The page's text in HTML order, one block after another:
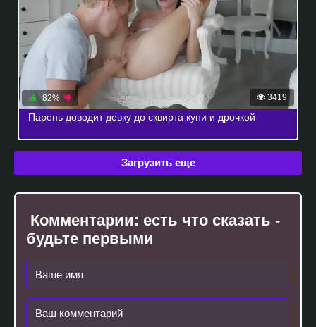
3419
82%
Парень доводит девку до сквирта куни и дрочкой
Загрузить еще
Комментарии: есть что сказать -
будьте первыми